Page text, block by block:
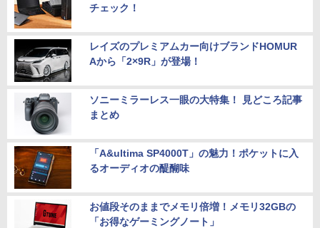
チェック！
レイズのプレミアムカー向けブランドHOMUR
Aから「2×9R」が登場！
ソニーミラーレス一眼の大特集！ 見どころ記事
まとめ
「A&ultima SP4000T」の魅力！ポケットに入
るオーディオの醍醐味
お値段そのままでメモリ倍増！メモリ32GBの
「お得なゲーミングノート」